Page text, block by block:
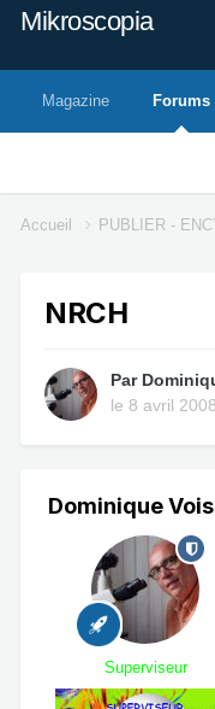
Mikroscopia
Magazine Forums
Accueil PUBLIER -
NRCH
Par
le 8 avril 2008
Dominique
Superviseur